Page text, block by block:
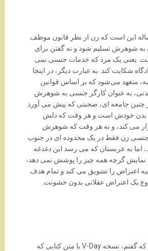
این است که زن از نظر قانون موظف
شوهرش تسلیم شود و نه گفتن برای
یعنی یک مرد که خدمات جنسی نمی
شکایت کند. به عبارت دیگر، در اینجا
متعهد می‌شود که بر اساس قوانین
به عنوان کارگر جنسی به شوهرش
چنین جامعه ای، صحبتی که پیش می آورد
بدن خودش است و هر وقت که دلش
می کند، و نه هر وقت که شوهرش
زن فقط در یک محدوده ای در جنوب
اما به عربستان که می رسد این دغدغه
گرچه همه چیز را پوشش نمی دهد،
اعتراض را تشویق می کند و تمام هدف
یک اعتراض عقلانی بدون خشونت.
همانطور که گفتم، نسخه V-Day با متن کتابی که